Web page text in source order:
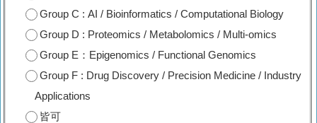
Group C : AI / Bioinformatics / Computational Biology
Group D : Proteomics / Metabolomics / Multi-omics
Group E：Epigenomics / Functional Genomics
Group F : Drug Discovery / Precision Medicine / Industry
Applications
皆可